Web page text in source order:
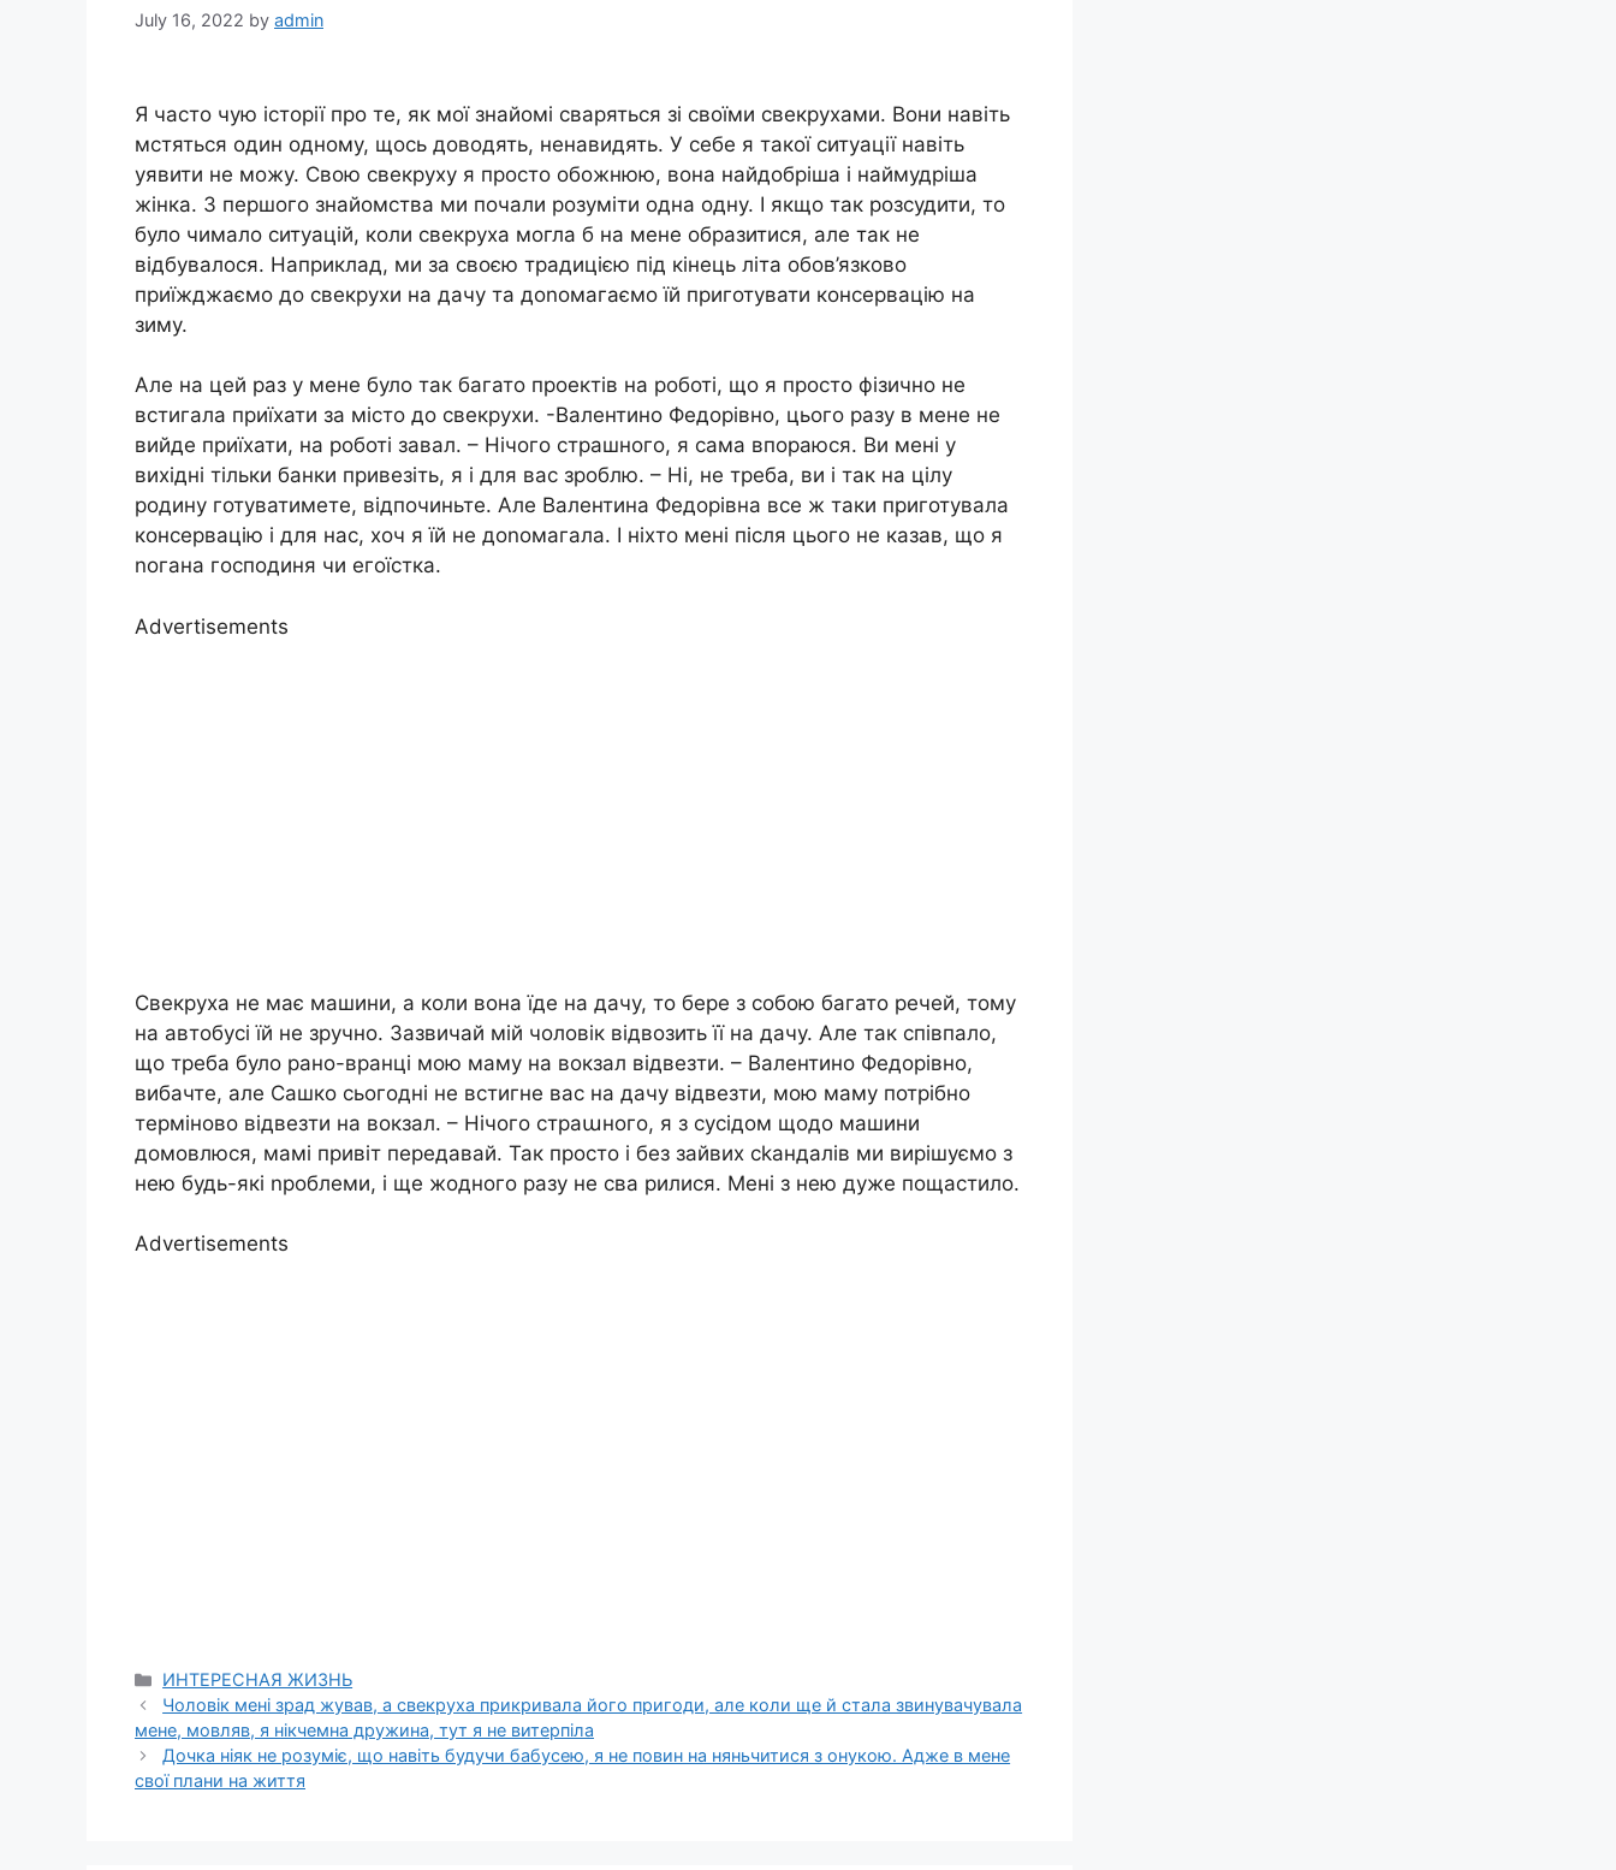
July 16, 2022 by admin
Я часто чую історії про те, як мої знайомі сваряться зі своїми свекрухами. Вони навіть
мстяться один одному, щось доводять, ненавидять. У себе я такої ситуації навіть
уявити не можу. Свою свекруху я просто обожнюю, вона найдобріша і наймудріша
жінка. З першого знайомства ми почали розуміти одна одну. І якщо так розсудити, то
було чимало ситуацій, коли свекруха могла б на мене образитися, але так не
відбувалося. Наприклад, ми за своєю традицією під кінець літа обов’язково
приїжджаємо до свекрухи на дачу та доnомагаємо їй приготувати консервацію на
зиму.
Але на цей раз у мене було так багато проектів на роботі, що я просто фізично не
встигала приїхати за місто до свекрухи. -Валентино Федорівно, цього разу в мене не
вийде приїхати, на роботі завал. – Нічого страшного, я сама впораюся. Ви мені у
вихідні тільки банки привезіть, я і для вас зроблю. – Ні, не треба, ви і так на цілу
родину готуватимете, відпочиньте. Але Валентина Федорівна все ж таки приготувала
консервацію і для нас, хоч я їй не доnомагала. І ніхто мені після цього не казав, що я
nогана господиня чи егоїстка.
Advertisements
Свекруха не має машини, а коли вона їде на дачу, то бере з собою багато речей, тому
на автобусі їй не зручно. Зазвичай мій чоловік відвозить її на дачу. Але так співпало,
що треба було рано-вранці мою маму на вокзал відвезти. – Валентино Федорівно,
вибачте, але Сашко сьогодні не встигне вас на дачу відвезти, мою маму потрібно
терміново відвезти на вокзал. – Нічого страաного, я з сусідом щодо машини
домовлюся, мамі привіт передавай. Так просто і без зайвих сkандалів ми вирішуємо з
нею будь-які nроблеми, і ще жодного разу не сва рилися. Мені з нею дуже пощастило.
Advertisements
Categories
ИНТЕРЕСНАЯ ЖИЗНЬ
Чоловік мені зрад жував, а свекруха прикривала його пригоди, але коли ще й стала звинувачувала
мене, мовляв, я нікчемна дружина, тут я не витерпіла
Дочка ніяк не розуміє, що навіть будучи бабусею, я не повин на няньчитися з онукою. Адже в мене
свої плани на життя